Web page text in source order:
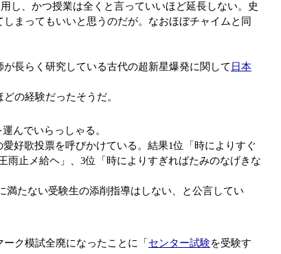
し、かつ授業は全くと言っていいほど延長しない。史
まってもいいと思うのだが。なおほぼチャイムと同
長らく研究している古代の超新星爆発に関して 日本
の経験だったそうだ。
んでいらっしゃる。
好歌投票を呼びかけている。結果1位「時によりすぐ
止メ給ヘ」、3位「時によりすぎればたみのなげきな
たない受験生の添削指導はしない、と公言してい
ク模試全廃になったことに「 センター試験を受験す